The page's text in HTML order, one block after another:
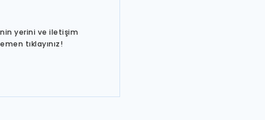
yerini ve iletişim
tıklayınız!